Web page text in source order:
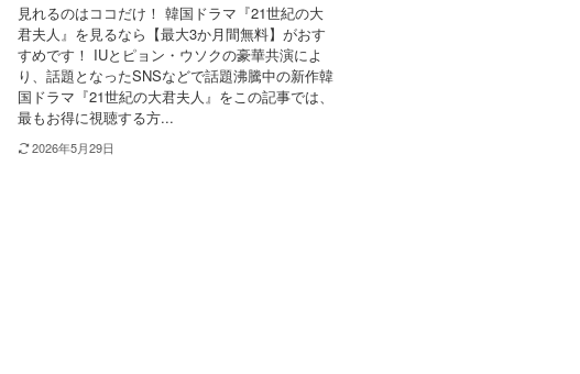
見れるのはココだけ！ 韓国ドラマ『21世紀の大
君夫人』を見るなら【最大3か月間無料】がおす
すめです！ IUとピョン・ウソクの豪華共演によ
り、話題となったSNSなどで話題沸騰中の新作韓
国ドラマ『21世紀の大君夫人』をこの記事では、
最もお得に視聴する方...
2026年5月29日